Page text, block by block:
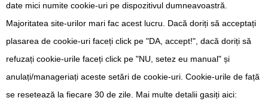
date mici numite cookie-uri pe dispozitivul dumneavoastră.
Majoritatea site-urilor mari fac acest lucru. Dacă doriți să acceptați
plasarea de cookie-uri faceți click pe "DA, accept!", dacă doriți să
refuzați cookie-urile faceți click pe "NU, setez eu manual" și
anulați/manageriați aceste setări de cookie-uri. Cookie-urile de față
se resetează la fiecare 30 de zile. Mai multe detalii gasiți aici: